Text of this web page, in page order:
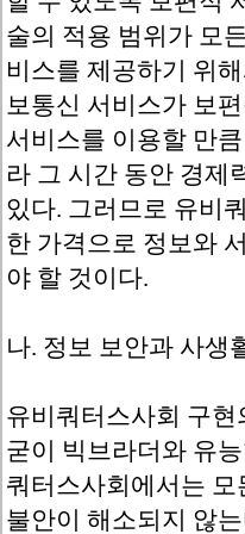
술의 적용 범위가 모
비스를 제공하기 위
보통신 서비스가 보
서비스를 이용할 만
라 그 시간 동안 경제
있다. 그러므로 유비
한 가격으로 정보와
야 할 것이다.
나. 정보 보안과 사생
유비쿼터스사회 구
굳이 빅브라더와 유
쿼터스사회에서는
불안이 해소되지 않